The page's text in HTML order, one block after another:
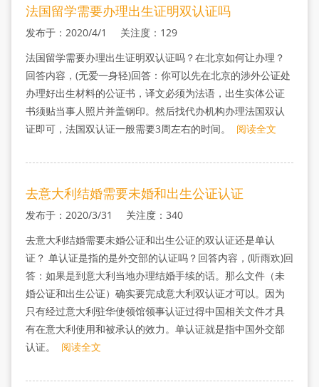
法国留学需要办理出生证明双认证吗
发布于：2020/4/1 关注度：129
法国留学需要办理出生证明双认证吗？在北京如何让办理？
回答内容，(无爱一身轻)回答：你可以先在北京的涉外公证处
办理好出生材料的公证书，译文必须为法语，出生实体公证
书须贴当事人照片并盖钢印。然后找代办机构办理法国双认
证即可，法国双认证一般需要3周左右的时间。
阅读全文
去意大利结婚需要未婚和出生公证认证
发布于：2020/3/31 关注度：340
去意大利结婚需要未婚公证和出生公证的双认证还是单认
证？ 单认证是指的是外交部的认证吗？回答内容，(听雨欢)回
答：如果是到意大利当地办理结婚手续的话。那么文件（未
婚公证和出生公证）确实要完成意大利双认证才可以。因为
只有经过意大利驻华使领馆领事认证过得中国相关文件才具
有在意大利使用和被承认的效力。单认证就是指中国外交部
认证。
阅读全文